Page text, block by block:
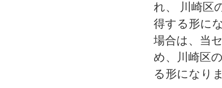
れ、 川崎区
得する形に
場合は、当
め、川崎区
る形になり